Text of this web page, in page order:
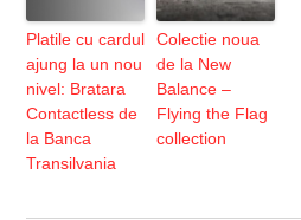
Platile cu cardul
ajung la un nou
nivel: Bratara
Contactless de
la Banca
Transilvania
Colectie noua
de la New
Balance –
Flying the Flag
collection